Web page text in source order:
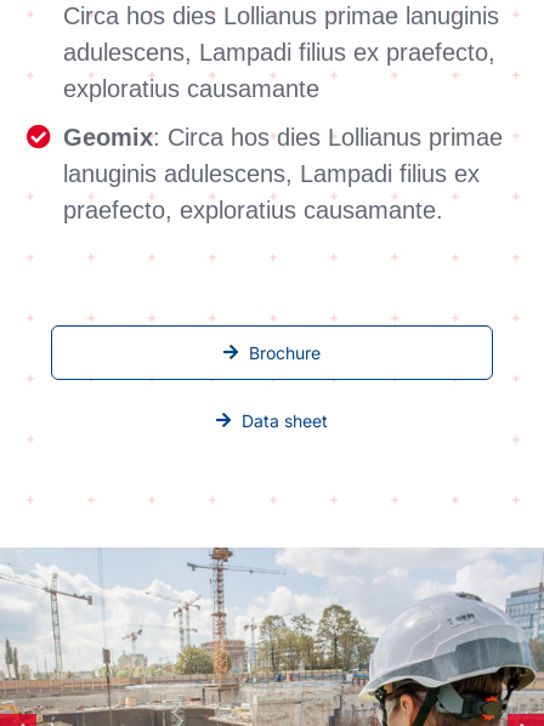
Circa hos dies Lollianus primae lanuginis
adulescens, Lampadi filius ex praefecto,
exploratius causamante
Geomix: Circa hos dies Lollianus primae
lanuginis adulescens, Lampadi filius ex
praefecto, exploratius causamante.
Brochure
Data sheet